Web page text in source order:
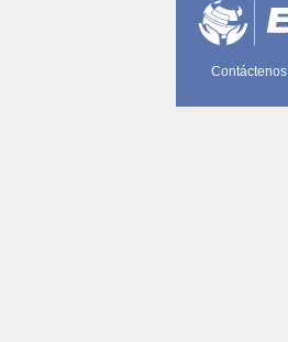
Contáctenos